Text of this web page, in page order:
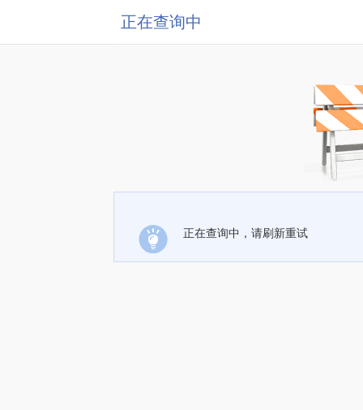
正在查询中
正在查询中，请刷新重试